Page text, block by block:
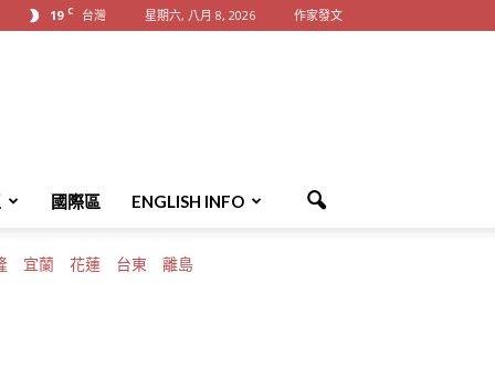
19 C 台灣 星期六, 八月 8, 2026 作家發文
國際區 ENGLISH INFO
宜蘭 花蓮 台東 離島